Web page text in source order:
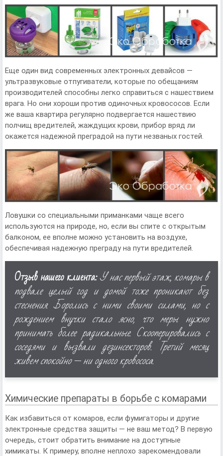
Еще один вид современных электронных девайсов —
ультразвуковые отпугиватели, которые по обещаниям
производителей способны легко справиться с нашествием
врага. Но они хороши против одиночных кровососов. Если
же ваша квартира регулярно подвергается нашествию
полчищ вредителей, жаждущих крови, прибор вряд ли
окажется надежной преградой на пути незваных гостей.
Ловушки со специальными приманками чаще всего
используются на природе, но, если вы спите с открытым
балконом, ее вполне можно установить на воздухе,
обеспечивая надежную преграду на пути вредителей.
Отзыв нашего клиента:У нас первый этаж, комары в
подвале целый год и домой тоже проникают без
стеснения. Боролись с ними своими силами, но с
рождением внучки стало ясно, что меры нужно
принимать более радикальные. Скооперировались с
соседями и вызвали дезинсекторов. Третий месяц
живем спокойно — ни одного кровососа.
Химические препараты в борьбе с комарами
Как избавиться от комаров, если фумигаторы и другие
электронные средства защиты — не ваш метод? В первую
очередь, стоит обратить внимание на доступные
химикаты. К примеру, вполне неплохо зарекомендовали